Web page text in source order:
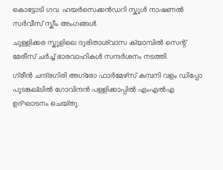
കൊട്ടോടി ഗവ. ഹയർസെക്കൻഡറി സ്കൂൾ നാഷണൽ
സർവീസ് സ്കീം അംഗങ്ങൾ.
ചുള്ളിക്കര സ്കൂളിലെ ദുരിതാശ്വാസ ക്യാമ്പിൽ സെന്റ്
മേരീസ് ചർച്ച് ഭാരവാഹികൾ സന്ദർശനം നടത്തി.
ഗ്രീൻ ചന്ദ്രഗിരി അഗ്രോ ഫാർമേഴ്‌സ് കമ്പനി വളം ഡിപ്പോ
പൂടങ്കല്ലിൽ ഗോവിന്ദൻ പള്ളിക്കാപ്പിൽ എംഎൽഎ
ഉദ്ഘാടനം ചെയ്തു.